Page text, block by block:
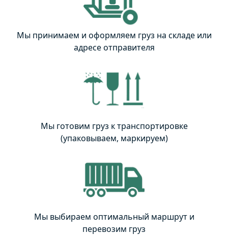
Мы принимаем и оформляем груз на складе или
адресе отправителя
Мы готовим груз к транспортировке
(упаковываем, маркируем)
Мы выбираем оптимальный маршрут и
перевозим груз